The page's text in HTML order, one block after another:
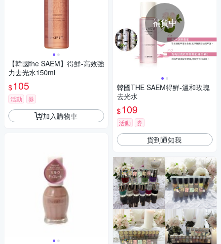
【韓國the SAEM】得鮮-高效強
力去光水150ml
$105
活動 券
加入購物車
補貨中
韓國THE SAEM得鮮-溫和玫瑰
去光水
$109
活動 券
貨到通知我